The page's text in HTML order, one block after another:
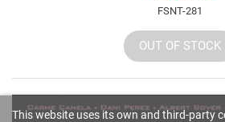
FSNT-281
OUT OF STOCK
This website uses its own and third-party